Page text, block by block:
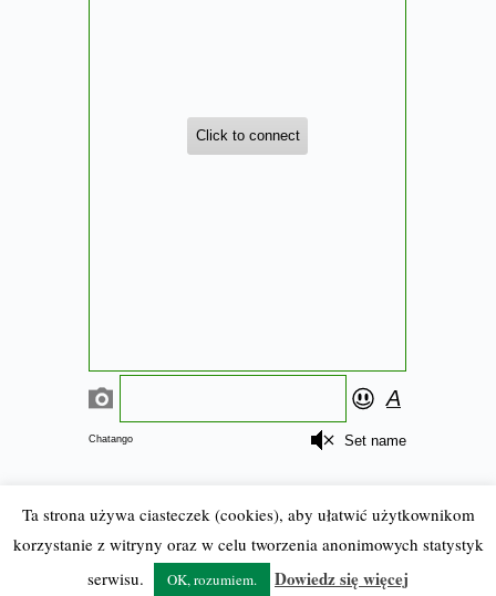
© 2012-23 BostonCeltics.pl| Wszelkie prawa zastrzeżone |
Kopiowanie wyłącznie za zgodą redakcji
Ta strona używa ciasteczek (cookies), aby ułatwić użytkownikom
korzystanie z witryny oraz w celu tworzenia anonimowych statystyk
serwisu.
OK, rozumiem. Dowiedz się więcej